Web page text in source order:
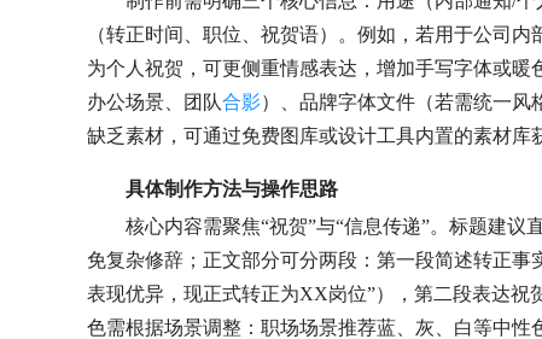
（转正时间、职位、祝贺语）。例如，若用于公司
为个人祝贺，可更侧重情感表达，增加手写字体或
办公场景、团队合影）、品牌字体文件（若需统一风
缺乏素材，可通过免费图库或设计工具内置的素材库
具体制作方法与操作思路
核心内容需聚焦“祝贺”与“信息传递”。标题建议
免复杂修辞；正文部分可分两段：第一段简述转正
表现优异，现正式转正为XX岗位”），第二段表达祝
色需根据场景调整：职场场景推荐蓝、灰、白等中